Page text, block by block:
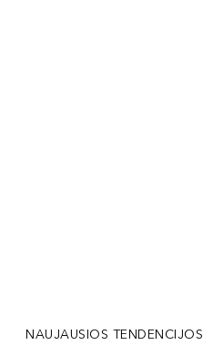
NAUJAUSIOS TENDENCIJOS